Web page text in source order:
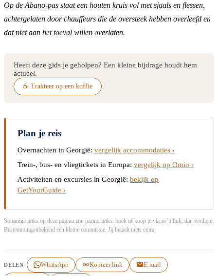
Op de Abano-pas staat een houten kruis vol met sjaals en flessen,
achtergelaten door chauffeurs die de oversteek hebben overleefd en
dat niet aan het toeval willen overlaten.
Heeft deze gids je geholpen? Een kleine bijdrage houdt hem
actueel.
☕ Trakteer op een koffie
Plan je reis
Overnachten in Georgië: vergelijk accommodaties ›
Trein-, bus- en vliegtickets in Europa: vergelijk op Omio ›
Activiteiten en excursies in Georgië: bekijk op
GetYourGuide ›
Sommige links op deze pagina zijn partnerlinks: boek of koop je via zo’n link, dan verdient
Bestemmingonbekend een kleine commissie. Jij betaalt niets extra.
DELEN WhatsApp Kopieer link E-mail